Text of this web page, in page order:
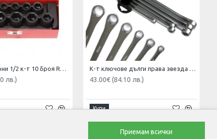
Вложки ударни 1/2 к-т 10 броя Rock Force
лв.)
К-т ключове дълги права звезда HAWEK 6 бр.
43.00€ (84.10 лв.)
Купи
Приемам всички